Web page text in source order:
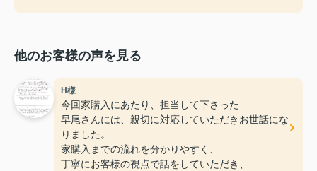
他のお客様の声を見る
H様
今回家購入にあたり、担当して下さった
早尾さんには、親切に対応していただきお世話にな
りました。
家購入までの流れを分かりやすく、
丁寧にお客様の視点で話をしていただき、